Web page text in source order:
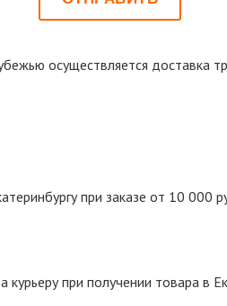
осуществляется доставка
при заказе от 10 000
курьеру при получении товара в